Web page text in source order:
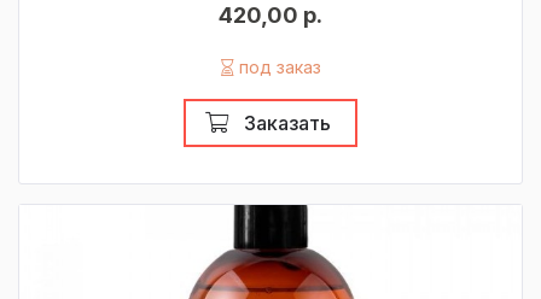
420,00 р.
под заказ
Заказать